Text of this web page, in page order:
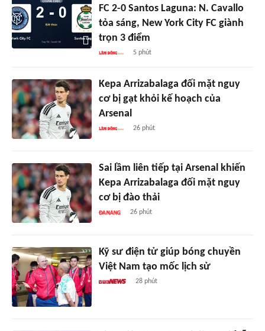
FC 2-0 Santos Laguna: N. Cavallo
tỏa sáng, New York City FC giành
trọn 3 điểm
5 phút
Kepa Arrizabalaga đối mặt nguy
cơ bị gạt khỏi kế hoạch của
Arsenal
26 phút
Sai lầm liên tiếp tại Arsenal khiến
Kepa Arrizabalaga đối mặt nguy
cơ bị đào thải
26 phút
Kỹ sư điện tử giúp bóng chuyền
Việt Nam tạo mốc lịch sử
28 phút